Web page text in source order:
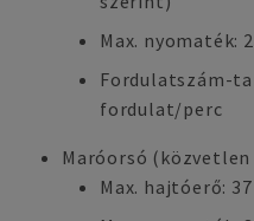
Max. nyomaték:
Fordulatszám-
fordulat/perc
Maróorsó
Max. hajtóerő: 37